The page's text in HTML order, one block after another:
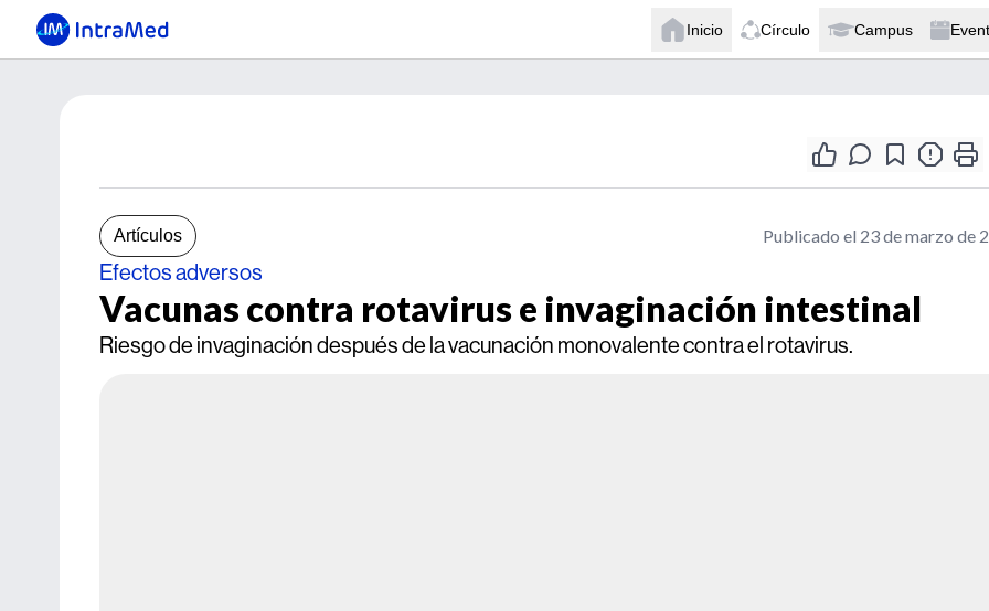
Inicio Círculo Campus
Artículos Publicado el 23 de marzo de
Efectos adversos
Vacunas contra rotavirus e invaginación intestinal
Riesgo de invaginación después de la vacunación monovalente contra el rotavirus.